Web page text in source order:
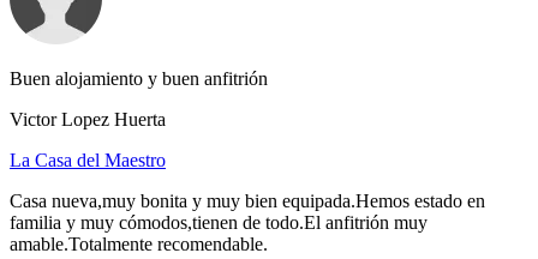
Buen alojamiento y buen anfitrión
Victor Lopez Huerta
La Casa del Maestro
Casa nueva,muy bonita y muy bien equipada.Hemos estado en
familia y muy cómodos,tienen de todo.El anfitrión muy
amable.Totalmente recomendable.